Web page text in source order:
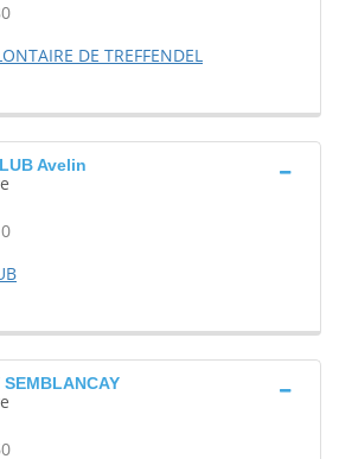
DE TREFFENDEL
Avelin
SEMBLANCAY